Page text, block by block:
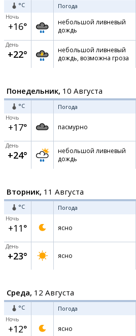
°C Погода
Ночь
+16°
небольшой ливневый
дождь
День
+22°
небольшой ливневый
дождь, возможна гроза
Понедельник, 10 Августа
°C Погода
Ночь
+17° пасмурно
День
+24°
небольшой ливневый
дождь
Вторник, 11 Августа
°C Погода
Ночь
+11° ясно
День
+23° ясно
Среда, 12 Августа
°C Погода
Ночь
+12° ясно